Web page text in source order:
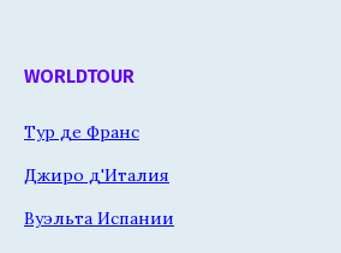
WORLDTOUR
Тур де Франс
Джиро д'Италия
Вуэльта Испании